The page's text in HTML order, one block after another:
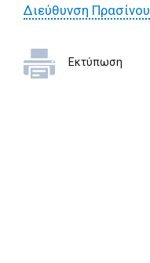
Διεύθυνση Πρασίνου
Εκτύπωση